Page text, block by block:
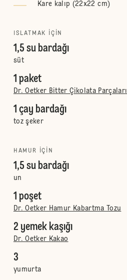
Kare kalıp (22x22 cm)
ISLATMAK IÇIN
1,5 su bardağı
süt
1 paket
Dr. Oetker Bitter Çikolata Parçaları
1 çay bardağı
toz şeker
HAMUR IÇIN
1,5 su bardağı
un
1 poşet
Dr. Oetker Hamur Kabartma Tozu
2 yemek kaşığı
Dr. Oetker Kakao
3
yumurta